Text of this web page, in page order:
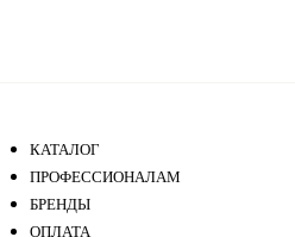
КАТАЛОГ
ПРОФЕССИОНАЛАМ
БРЕНДЫ
ОПЛАТА